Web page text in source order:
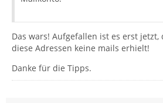
Das wars! Aufgefallen ist es erst
diese Adressen keine mails erhielt!
Danke für die Tipps.